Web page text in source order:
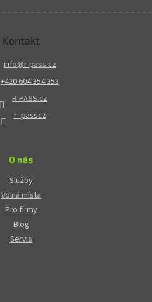
Kontakt
info@r-pass.cz
+420 604 354 353
R-PASS.cz
r_passcz
O nás
Služby
Volná místa
Pro firmy
Blog
Servis